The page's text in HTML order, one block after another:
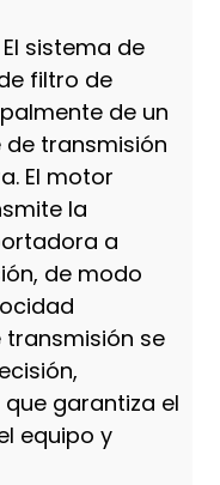
sistema de
filtro de
de un
de transmisión
El motor
la
a
de modo
transmisión se
garantiza el
equipo y